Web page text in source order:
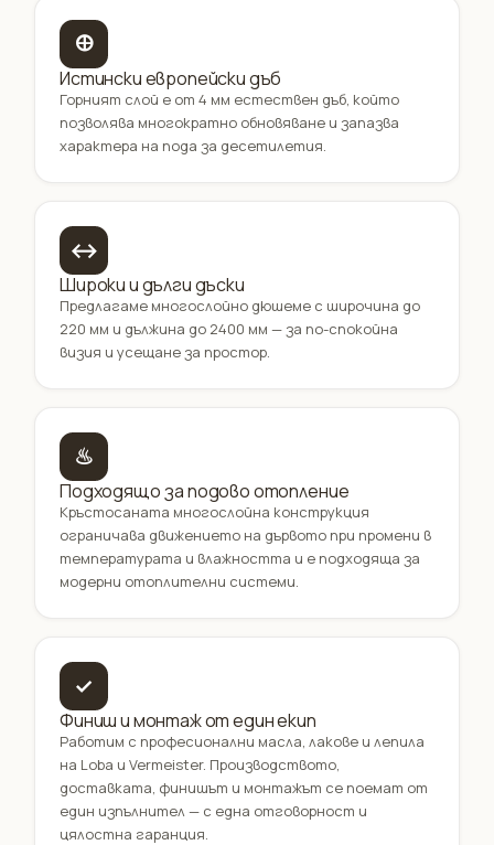
🜨
Истински европейски дъб
Горният слой е от 4 мм естествен дъб, който
позволява многократно обновяване и запазва
характера на пода за десетилетия.
↔
Широки и дълги дъски
Предлагаме многослойно дюшеме с широчина до
220 мм и дължина до 2400 мм — за по-спокойна
визия и усещане за простор.
♨
Подходящо за подово отопление
Кръстосаната многослойна конструкция
ограничава движението на дървото при промени в
температурата и влажността и е подходяща за
модерни отоплителни системи.
✓
Финиш и монтаж от един екип
Работим с професионални масла, лакове и лепила
на Loba и Vermeister. Производството,
доставката, финишът и монтажът се поемат от
един изпълнител — с една отговорност и
цялостна гаранция.